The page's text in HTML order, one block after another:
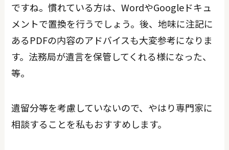
ですね。慣れている方は、WordやGoogleドキュ
メントで置換を行うでしょう。後、地味に注記に
あるPDFの内容のアドバイスも大変参考になりま
す。法務局が遺言を保管してくれる様になった、
等。
遺留分等を考慮していないので、やはり専門家に
相談することを私もおすすめします。